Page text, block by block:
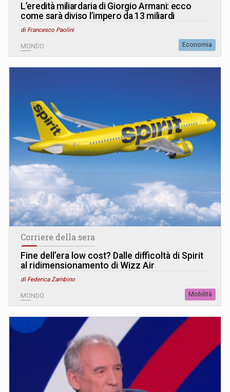
L’eredità miliardaria di Giorgio Armani: ecco
come sarà diviso l’impero da 13 miliardi
di Francesco Paolini
MONDO Economia
Corriere della sera
Fine dell’era low cost? Dalle difficoltà di Spirit
al ridimensionamento di Wizz Air
di Federica Zambino
MONDO Mobilità